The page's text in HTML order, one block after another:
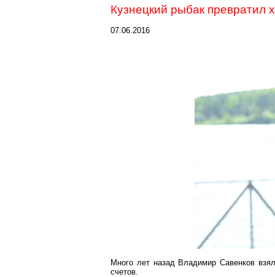
Кузнецкий рыбак превратил
07.06.2016
Много лет назад Владимир Савенков
счетов.